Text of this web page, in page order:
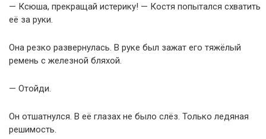
— Ксюша, прекращай истерику! — Костя попытался схватить
её за руки.
Она резко развернулась. В руке был зажат его тяжёлый
ремень с железной бляхой.
— Отойди.
Он отшатнулся. В её глазах не было слёз. Только ледяная
решимость.